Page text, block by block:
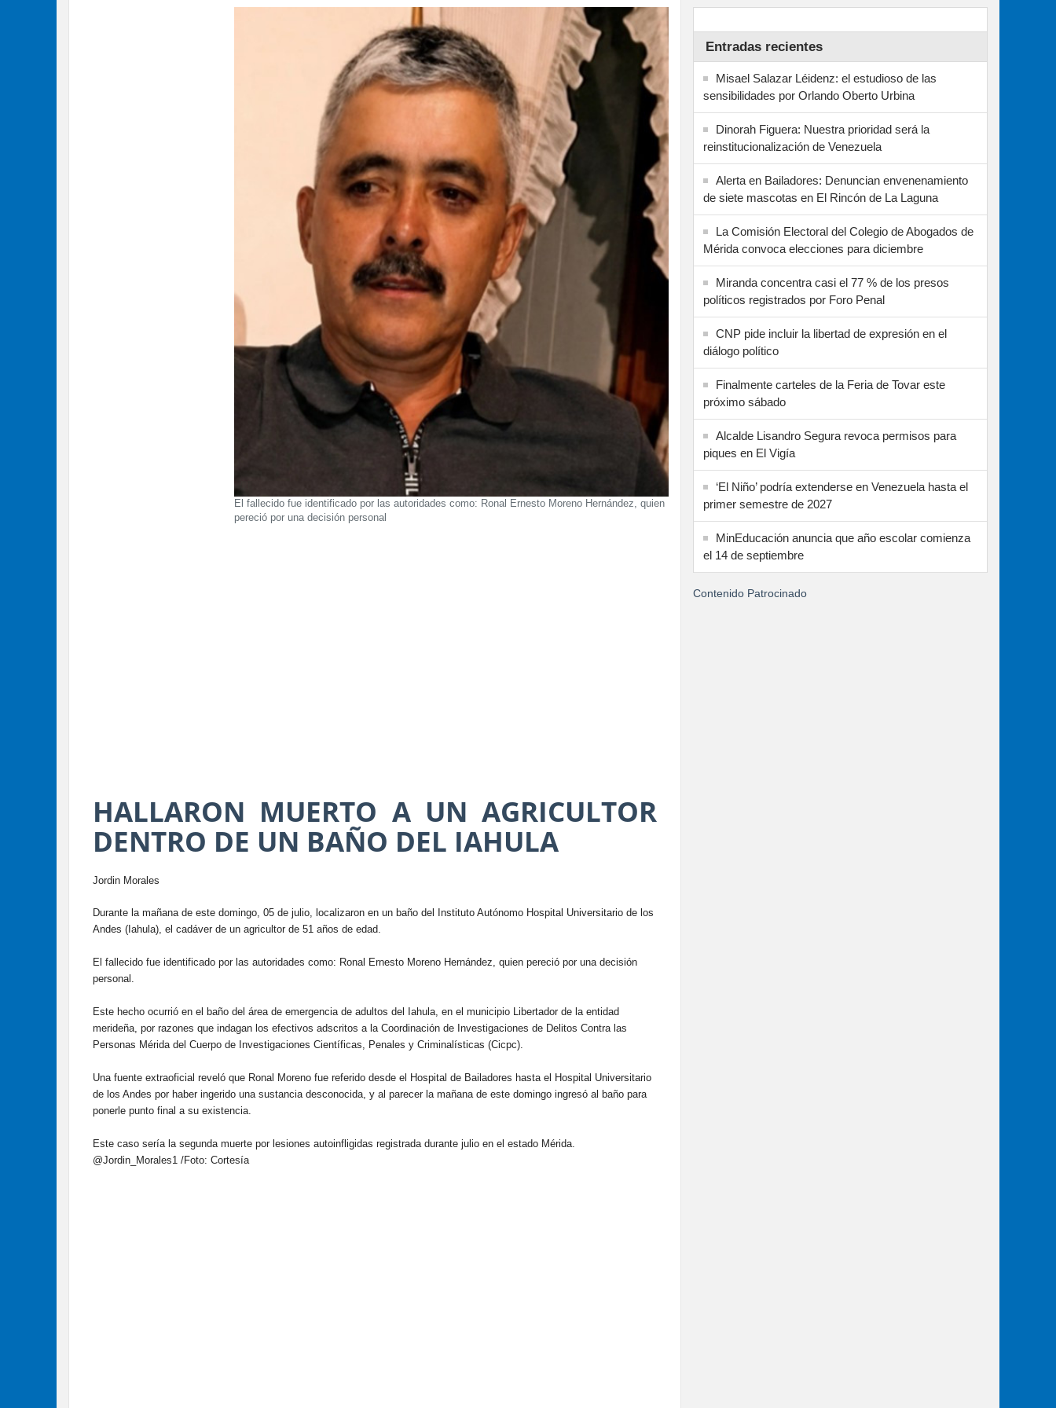
El fallecido fue identificado por las autoridades como: Ronal Ernesto Moreno Hernández, quien
pereció por una decisión personal
HALLARON MUERTO A UN AGRICULTOR
DENTRO DE UN BAÑO DEL IAHULA
Jordin Morales
Durante la mañana de este domingo, 05 de julio, localizaron en un baño del Instituto Autónomo Hospital Universitario de los
Andes (Iahula), el cadáver de un agricultor de 51 años de edad.
El fallecido fue identificado por las autoridades como: Ronal Ernesto Moreno Hernández, quien pereció por una decisión
personal.
Este hecho ocurrió en el baño del área de emergencia de adultos del Iahula, en el municipio Libertador de la entidad
merideña, por razones que indagan los efectivos adscritos a la Coordinación de Investigaciones de Delitos Contra las
Personas Mérida del Cuerpo de Investigaciones Científicas, Penales y Criminalísticas (Cicpc).
Una fuente extraoficial reveló que Ronal Moreno fue referido desde el Hospital de Bailadores hasta el Hospital Universitario
de los Andes por haber ingerido una sustancia desconocida, y al parecer la mañana de este domingo ingresó al baño para
ponerle punto final a su existencia.
Este caso sería la segunda muerte por lesiones autoinfligidas registrada durante julio en el estado Mérida.
@Jordin_Morales1 /Foto: Cortesía
Entradas recientes
Misael Salazar Léidenz: el estudioso de las
sensibilidades por Orlando Oberto Urbina
Dinorah Figuera: Nuestra prioridad será la
reinstitucionalización de Venezuela
Alerta en Bailadores: Denuncian envenenamiento
de siete mascotas en El Rincón de La Laguna
La Comisión Electoral del Colegio de Abogados de
Mérida convoca elecciones para diciembre
Miranda concentra casi el 77 % de los presos
políticos registrados por Foro Penal
CNP pide incluir la libertad de expresión en el
diálogo político
Finalmente carteles de la Feria de Tovar este
próximo sábado
Alcalde Lisandro Segura revoca permisos para
piques en El Vigía
‘El Niño’ podría extenderse en Venezuela hasta el
primer semestre de 2027
MinEducación anuncia que año escolar comienza
el 14 de septiembre
Contenido Patrocinado